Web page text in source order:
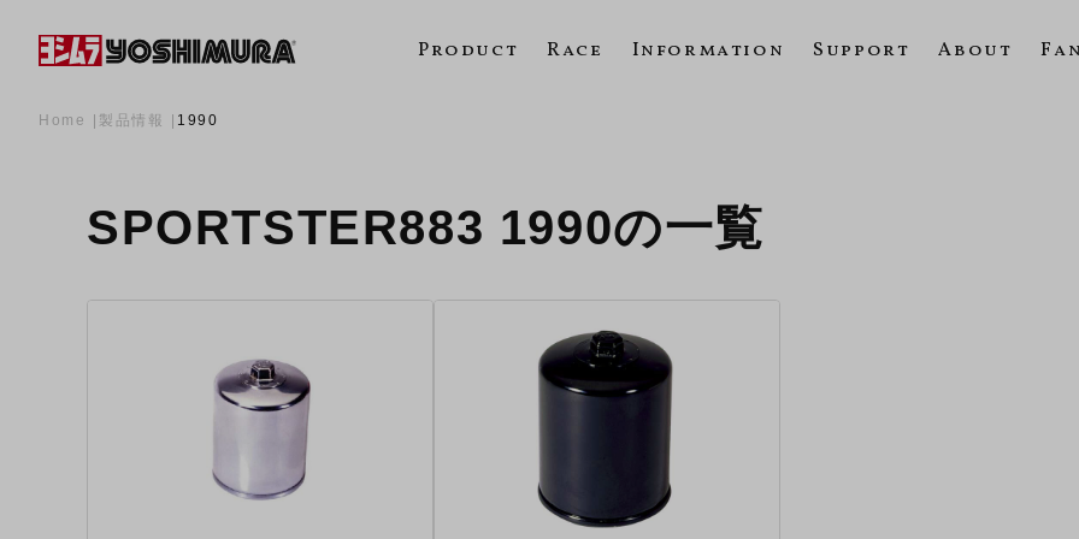
Product Race Information Support About
Home 製品情報 1990
SPORTSTER883 1990の一覧